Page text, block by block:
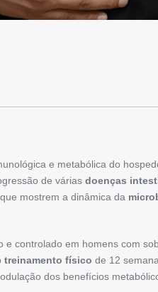
e metabólica do
de várias doenças
mostrem a dinâmica da
e controlado em homens com
treinamento físico de 12
dos benefícios